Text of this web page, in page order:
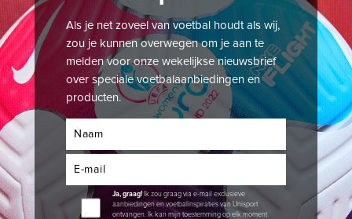
Als je net zoveel van voetbal houdt als wij,
zou je kunnen overwegen om je aan te
melden voor onze wekelijkse nieuwsbrief
over speciale voetbalaanbiedingen en
producten.
Naam
E-mail
Ja, graag! Ik zou graag via e-mail exclusieve
aanbiedingen en voetbalinspiraties van Unisport
ontvangen. Ik kan mijn toestemming op elk moment